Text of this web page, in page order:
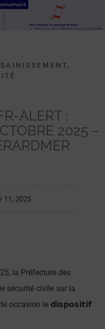
ALERT :
2025 –
11, 2025
la Préfecture des
sécurité civile sur la
occasion le 𝗱𝗶𝘀𝗽𝗼𝘀𝗶𝘁𝗶𝗳